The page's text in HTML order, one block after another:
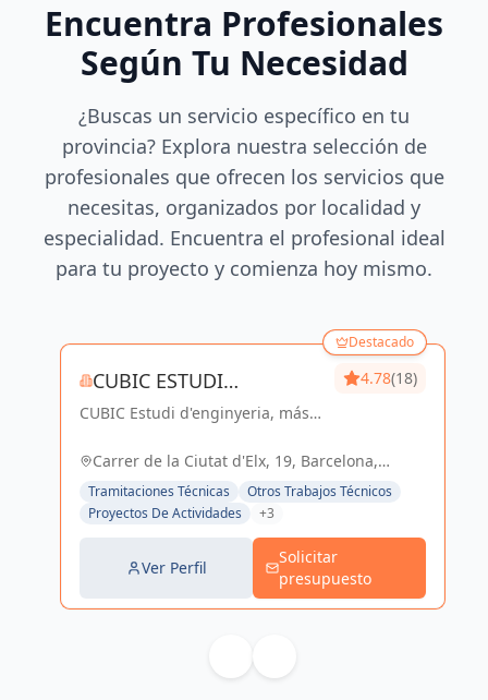
Encuentra Profesionales
Según Tu Necesidad
¿Buscas un servicio específico en tu
provincia? Explora nuestra selección de
profesionales que ofrecen los servicios que
necesitas, organizados por localidad y
especialidad. Encuentra el profesional ideal
para tu proyecto y comienza hoy mismo.
Destacado
CUBIC ESTUDI
D'ENGINYERIA S.L.
CUBIC Estudi d'enginyeria, más
de Arquitectura e Ingeniería con
4.78(18)
Carrer de la Ciutat d'Elx, 19, Barcelona,
España, España
Tramitaciones Técnicas
Otros Trabajos Técnicos
Proyectos De Actividades
+3
Ver Perfil
Solicitar
presupuesto